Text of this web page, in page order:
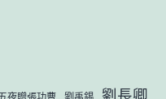
劉長卿